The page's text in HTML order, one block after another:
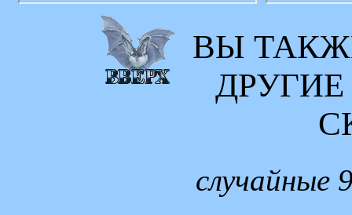
ВЫ
случайные